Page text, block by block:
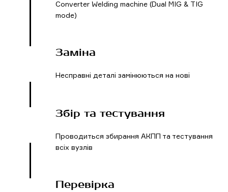
Converter Welding machine (Dual MIG & TIG
mode)
Заміна
Несправні деталі замінюються на нові
Збір та тестування
Проводиться збирання АКПП та тестування
всіх вузлів
Перевірка